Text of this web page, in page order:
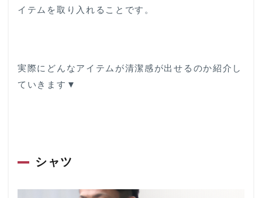
を入れ
感ポ
ト
最
に
イテムを取り入れることです。
実際にどんなアイテムが清潔感が出せるのか紹介し
ていきます▼
シャツ